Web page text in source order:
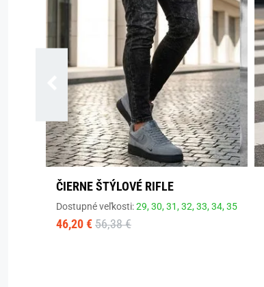
ČIERNE ŠTÝLOVÉ RIFLE
Dostupné veľkosti:29,30,31,32,33,34,35
46,20 € 56,38 €